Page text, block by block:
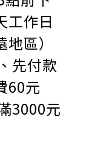
工作日
區）
先付款
60元
3000元